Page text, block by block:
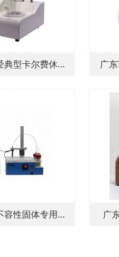
典型卡尔费休... 广
容性固体专用... 广